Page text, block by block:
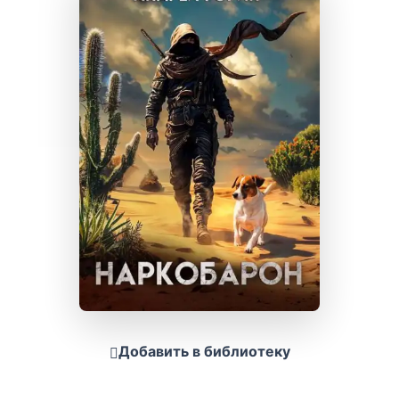
Добавить в библиотеку